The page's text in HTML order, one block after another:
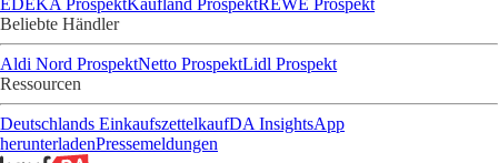
Beliebte Händler
Aldi Nord ProspektNetto ProspektLidl Prospekt
Ressourcen
Deutschlands EinkaufszettelkaufDA InsightsApp
herunterladenPressemeldungen